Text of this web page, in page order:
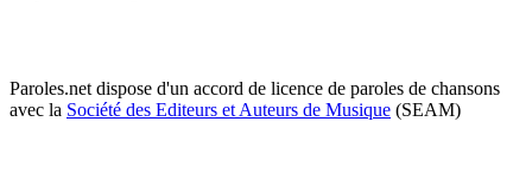
Paroles.net dispose d'un accord de licence de paroles de chansons
avec la Société des Editeurs et Auteurs de Musique (SEAM)